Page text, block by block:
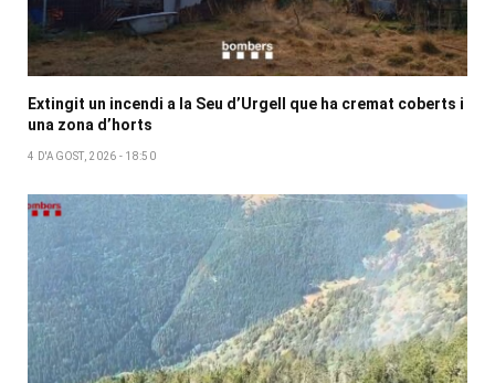
Extingit un incendi a la Seu d’Urgell que ha cremat coberts i
una zona d’horts
4 D'AGOST, 2026 - 18:50